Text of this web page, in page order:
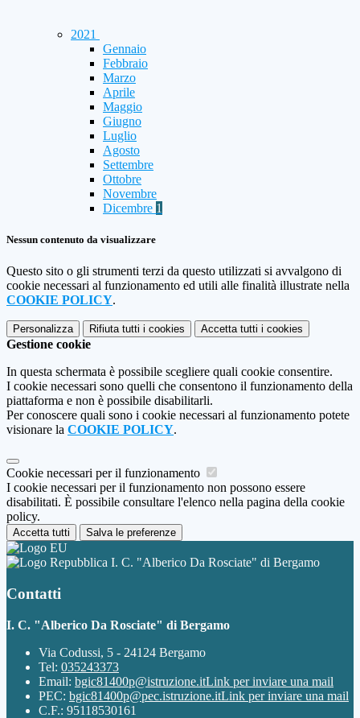
2021
Gennaio
Febbraio
Marzo
Aprile
Maggio
Giugno
Luglio
Agosto
Settembre
Ottobre
Novembre
Dicembre 1
Nessun contenuto da visualizzare
Questo sito o gli strumenti terzi da questo utilizzati si avvalgono di
cookie necessari al funzionamento ed utili alle finalità illustrate nella
COOKIE POLICY.
Personalizza Rifiuta tutti i cookies Accetta tutti i cookies
Gestione cookie
In questa schermata è possibile scegliere quali cookie consentire.
I cookie necessari sono quelli che consentono il funzionamento della
piattaforma e non è possibile disabilitarli.
Per conoscere quali sono i cookie necessari al funzionamento potete
visionare la COOKIE POLICY.
Cookie necessari per il funzionamento
I cookie necessari per il funzionamento non possono essere
disabilitati. È possibile consultare l'elenco nella pagina della cookie
policy.
Accetta tutti Salva le preferenze
I. C. "Alberico Da Rosciate" di Bergamo
Contatti
I. C. "Alberico Da Rosciate" di Bergamo
Via Codussi, 5 - 24124 Bergamo
Tel: 035243373
Email: bgic81400p@istruzione.itLink per inviare una mail
PEC: bgic81400p@pec.istruzione.itLink per inviare una mail
C.F.: 95118530161